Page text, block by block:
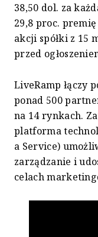
38,50 dol. za
29,8 proc.
akcji spółki z 15
przed
LiveRamp łączy
ponad 500
na 14 rynkach.
platforma
a Service)
zarządzanie i
celach